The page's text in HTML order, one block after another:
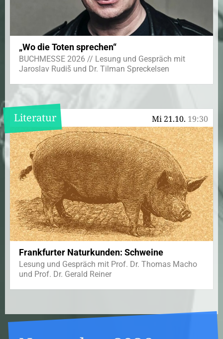
„Wo die Toten sprechen“
BUCHMESSE 2026 // Lesung und Gespräch mit
Jaroslav Rudiš und Dr. Tilman Spreckelsen
Mi 21.10. 19:30
Literatur
Frankfurter Naturkunden: Schweine
Lesung und Gespräch mit Prof. Dr. Thomas Macho
und Prof. Dr. Gerald Reiner